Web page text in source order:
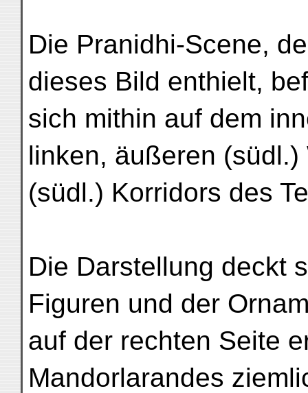
Die Pranidhi-Scene,
dieses Bild enthielt,
sich mithin auf dem
linken, äußeren
(südl.) Korridors des
Die Darstellung deckt
Figuren und der
auf der rechten Seite
Mandorlarandes